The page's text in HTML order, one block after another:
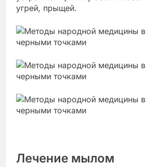
угрей, прыщей.
Лечение мылом